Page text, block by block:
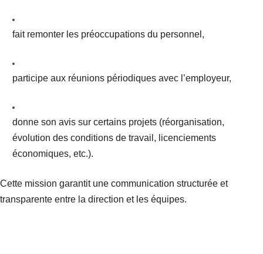
fait remonter les préoccupations du personnel,
participe aux réunions périodiques avec l’employeur,
donne son avis sur certains projets (réorganisation,
évolution des conditions de travail, licenciements
économiques, etc.).
Cette mission garantit une communication structurée et
transparente entre la direction et les équipes.